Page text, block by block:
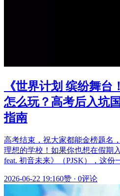
《世界计划 缤纷舞台
怎么玩？高考后入坑
指南
高考结束，祝大家都能金榜题名
理想的学校！如果你也想在假期
feat. 初音未来》（PJSK），这
2026-06-22 19:160赞 · 0评论